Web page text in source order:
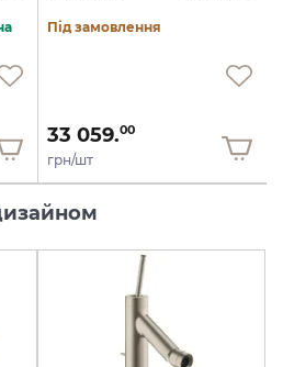
Під замовлення
33 059.00
грн/шт